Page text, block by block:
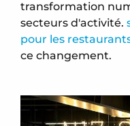
transformation
secteurs d'activité.
pour les
ce changement.